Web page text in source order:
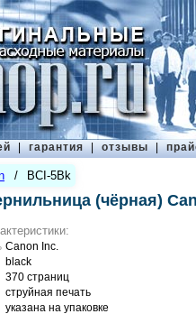
| гарантия | отзывы |
/ BCI-5Bk
(чёрная)
Canon Inc.
black
370 страниц
струйная печать
указана на упаковке